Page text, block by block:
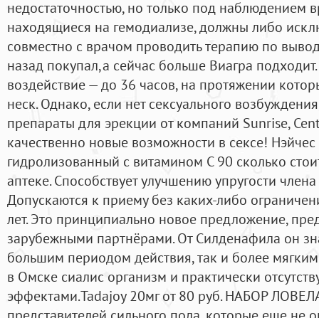
недостаточностью, но только под наблюдением
находящиеся на гемодиализе, должны либо
совместно с врачом проводить терапию по
назад покупал,а сейчас больше Виагра
воздействие — до 36 часов, на протяжении
неск. Однако, если нет сексуального
препараты для эрекции от компаний Sunrise,
качественно новые возможности в сексе! Нэйчес
гидролизованный с витамином С 90 сколько
аптеке. Способствует улучшению упругости
Допускаются к приему без каких-либо
лет. Это принципиально новое предложение,
зарубежными партнёрами. От Силденафила он
большим периодом действия, так и более
в Омске сиалис организм и практически
эффектами.Tadajoy 20мг от 80 руб. НАБОР